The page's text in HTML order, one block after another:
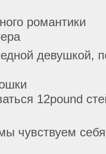
романтики
девушкой,
12pound
чувствуем себя